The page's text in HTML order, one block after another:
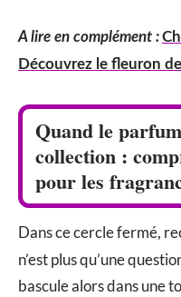
A lire en complément :
Découvrez le fleuron
Quand le
collection :
pour les
Dans ce cercle fermé,
n’est plus qu’une
bascule alors dans une